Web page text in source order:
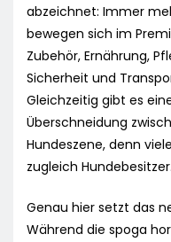
abzeichnet: Immer
bewegen sich im
Zubehör, Ernährung,
Sicherheit und
Gleichzeitig gibt es
Überschneidung
Hundeszene, denn
zugleich Hundebesitzer.
Genau hier setzt das
Während die spoga